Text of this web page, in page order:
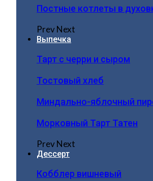
Постные котлеты в
PrevNext
Выпечка
Тарт с черри и сыром
Тостовый хлеб
Миндально-яблочный
Морковный Тарт Татен
PrevNext
Дессерт
Кобблер вишневый